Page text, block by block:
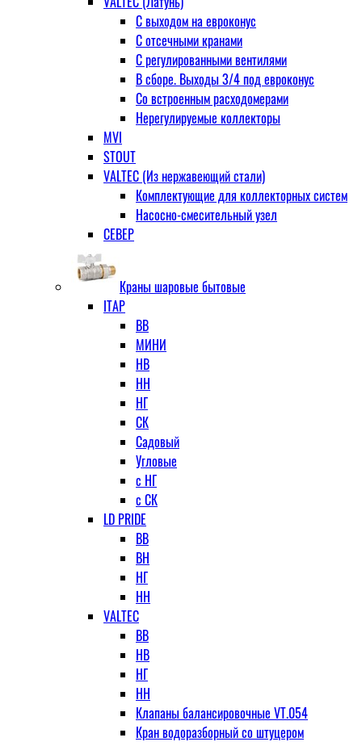
С выходом на евроконус
С отсечными кранами
С регулированными вентилями
В сборе. Выходы 3/4 под евроконус
Со встроенным расходомерами
Нерегулируемые коллекторы
MVI
STOUT
VALTEC (Из нержавеющий стали)
Комплектующие для коллекторных систем
Насосно-смесительный узел
СЕВЕР
Краны шаровые бытовые
ITAP
ВВ
МИНИ
НВ
НН
НГ
СК
Садовый
Угловые
с НГ
с СК
LD PRIDE
ВВ
ВН
НГ
НН
VALTEC
ВВ
НВ
НГ
НН
Клапаны балансировочные VT.054
Кран водоразборный со штуцером